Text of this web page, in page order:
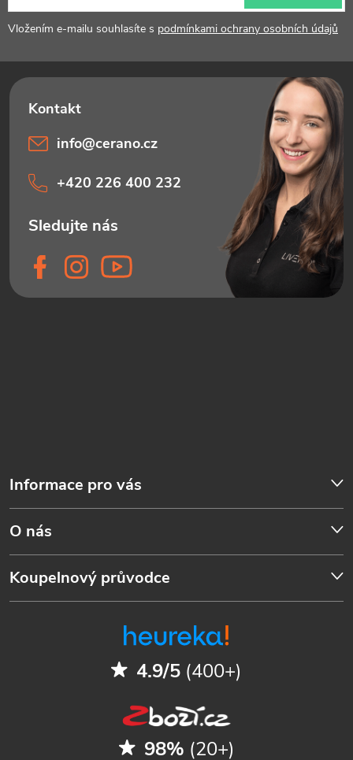
Vložením e-mailu souhlasíte s podmínkami ochrany osobních údajů
Informace pro vás
O nás
Koupelnový průvodce
info@cerano.cz
+420 226 400 232
4.9/5 (400+)
98% (20+)